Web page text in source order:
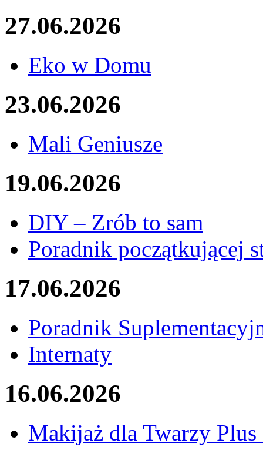
27.06.2026
Eko w Domu
23.06.2026
Mali Geniusze
19.06.2026
DIY – Zrób to sam
Poradnik początkującej
17.06.2026
Poradnik
Internaty
16.06.2026
Makijaż dla Twarzy Plus